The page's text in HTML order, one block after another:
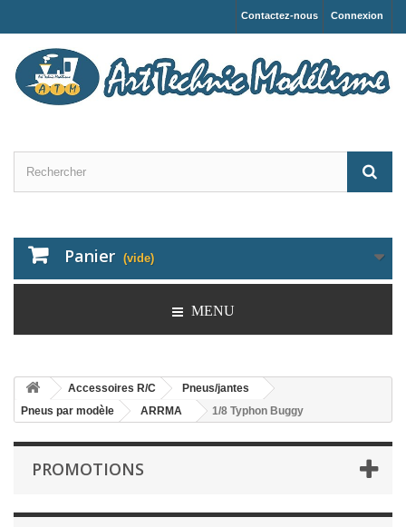
Connexion
Contactez-nous
Panier (vide)
MENU
Accessoires R/C
Pneus/jantes
Pneus par modèle
ARRMA 1/8 Typhon Buggy
PROMOTIONS